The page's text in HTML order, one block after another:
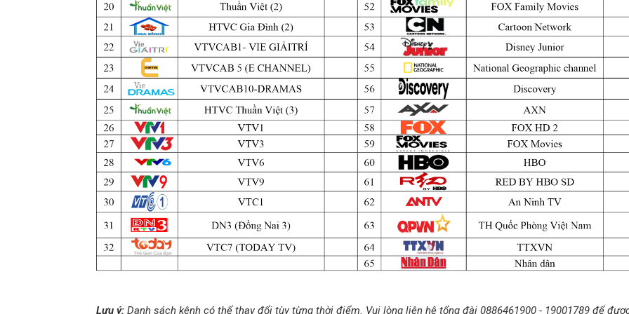
Lưu ý: Danh sách kênh có thể thay đổi tùy từng thời điểm. Vui lòng liên hệ tổng đài 0886461900 - 19001789 để